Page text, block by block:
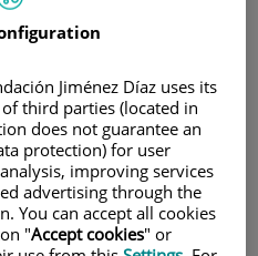
Jiménez Díaz uses its
third parties (located in
does not guarantee an
protection) for user
improving services
advertising through the
You can accept all cookies
"Accept cookies" or